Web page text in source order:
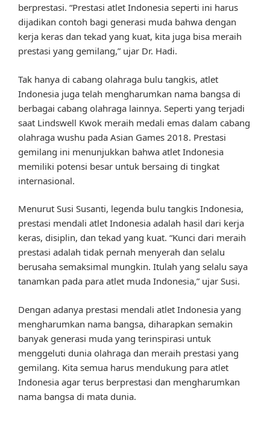
berprestasi. “Prestasi atlet Indonesia seperti ini harus
dijadikan contoh bagi generasi muda bahwa dengan
kerja keras dan tekad yang kuat, kita juga bisa meraih
prestasi yang gemilang,” ujar Dr. Hadi.
Tak hanya di cabang olahraga bulu tangkis, atlet
Indonesia juga telah mengharumkan nama bangsa di
berbagai cabang olahraga lainnya. Seperti yang terjadi
saat Lindswell Kwok meraih medali emas dalam cabang
olahraga wushu pada Asian Games 2018. Prestasi
gemilang ini menunjukkan bahwa atlet Indonesia
memiliki potensi besar untuk bersaing di tingkat
internasional.
Menurut Susi Susanti, legenda bulu tangkis Indonesia,
prestasi mendali atlet Indonesia adalah hasil dari kerja
keras, disiplin, dan tekad yang kuat. “Kunci dari meraih
prestasi adalah tidak pernah menyerah dan selalu
berusaha semaksimal mungkin. Itulah yang selalu saya
tanamkan pada para atlet muda Indonesia,” ujar Susi.
Dengan adanya prestasi mendali atlet Indonesia yang
mengharumkan nama bangsa, diharapkan semakin
banyak generasi muda yang terinspirasi untuk
menggeluti dunia olahraga dan meraih prestasi yang
gemilang. Kita semua harus mendukung para atlet
Indonesia agar terus berprestasi dan mengharumkan
nama bangsa di mata dunia.